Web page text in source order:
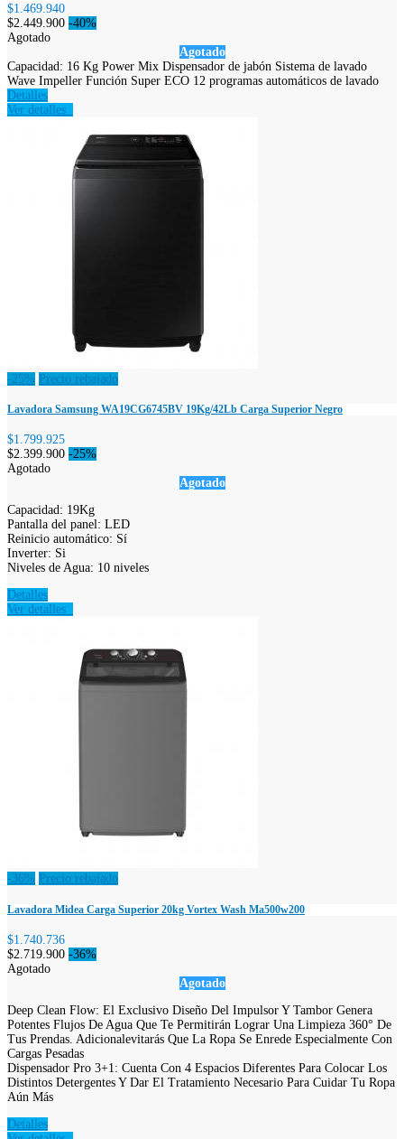
$1.469.940
$2.449.900 -40%
Agotado
Agotado
Capacidad: 16 Kg Power Mix Dispensador de jabón Sistema de lavado
Wave Impeller Función Super ECO 12 programas automáticos de lavado
Detalles
Ver detalles
-25% Precio rebajado
Lavadora Samsung WA19CG6745BV 19Kg/42Lb Carga Superior Negro
$1.799.925
$2.399.900 -25%
Agotado
Agotado
Capacidad: 19Kg
Pantalla del panel: LED
Reinicio automático: Sí
Inverter: Si
Niveles de Agua: 10 niveles
Detalles
Ver detalles
-36% Precio rebajado
Lavadora Midea Carga Superior 20kg Vortex Wash Ma500w200
$1.740.736
$2.719.900 -36%
Agotado
Agotado
Deep Clean Flow: El Exclusivo Diseño Del Impulsor Y Tambor Genera
Potentes Flujos De Agua Que Te Permitirán Lograr Una Limpieza 360° De
Tus Prendas. Adicionalevitarás Que La Ropa Se Enrede Especialmente Con
Cargas Pesadas
Dispensador Pro 3+1: Cuenta Con 4 Espacios Diferentes Para Colocar Los
Distintos Detergentes Y Dar El Tratamiento Necesario Para Cuidar Tu Ropa
Aún Más
Detalles